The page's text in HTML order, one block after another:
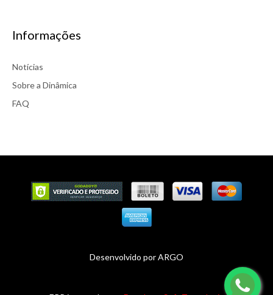
Informações
Notícias
Sobre a Dinâmica
FAQ
Desenvolvido porARGO